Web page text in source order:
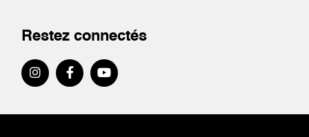
Restez connectés